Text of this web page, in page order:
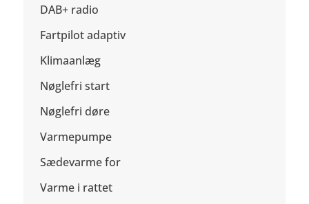
DAB+ radio
Fartpilot adaptiv
Klimaanlæg
Nøglefri start
Nøglefri døre
Varmepumpe
Sædevarme for
Varme i rattet